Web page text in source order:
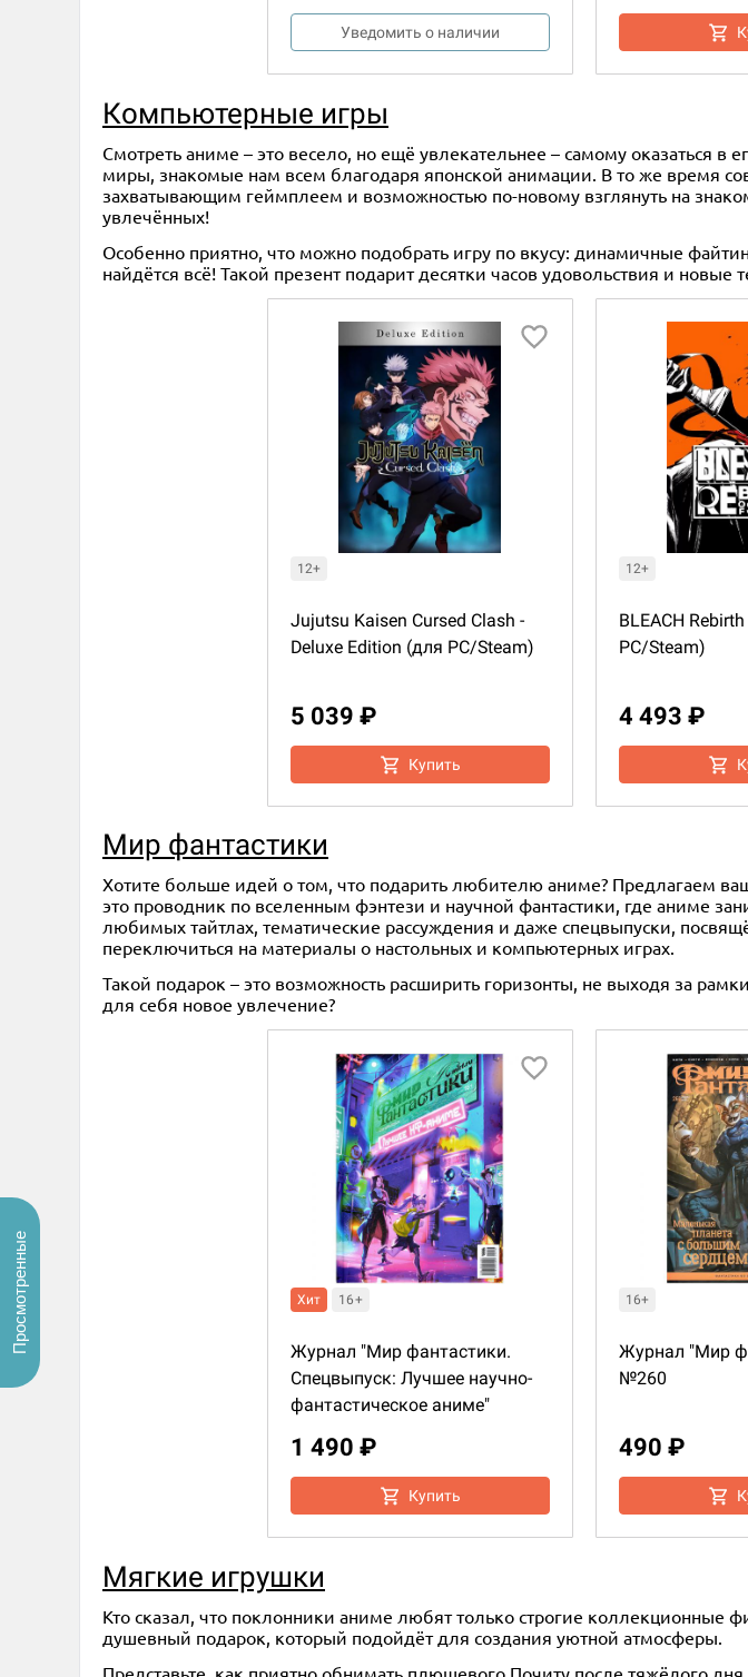
Уведомить о наличии
Компьютерные игры
Смотреть аниме – это весело, но ещё увлекательнее – самому оказаться
миры, знакомые нам всем благодаря японской анимации. В то же время
захватывающим геймплеем и возможностью по-новому взглянуть на
увлечённых!
Особенно приятно, что можно подобрать игру по вкусу: динамичные
найдётся всё! Такой презент подарит десятки часов удовольствия и новые
12+
Jujutsu Kaisen Cursed Clash -
Deluxe Edition (для PC/Steam)
5 039 ₽
Купить
12+
BLEACH
PC/Steam)
4 493 ₽
Мир фантастики
Хотите больше идей о том, что подарить любителю аниме? Предлагаем
это проводник по вселенным фэнтези и научной фантастики, где аниме
любимых тайтлах, тематические рассуждения и даже спецвыпуски,
переключиться на материалы о настольных и компьютерных играх.
Такой подарок – это возможность расширить горизонты, не выходя за
для себя новое увлечение?
Хит 16+
Журнал "Мир фантастики.
Спецвыпуск: Лучшее научно-
фантастическое аниме"
1 490 ₽
Купить
16+
Журнал "Мир
№260
490 ₽
Мягкие игрушки
Кто сказал, что поклонники аниме любят только строгие коллекционные
душевный подарок, который подойдёт для создания уютной атмосферы.
Представьте, как приятно обнимать плюшевого Почиту после тяжёлого
Просмотренные